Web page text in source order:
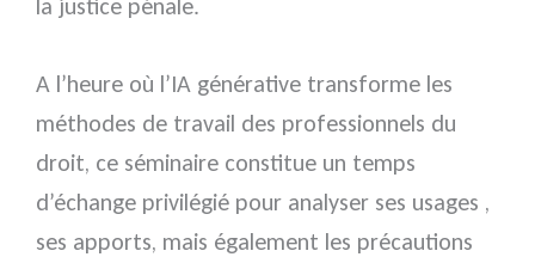
A l’heure où l’IA générative transforme les
méthodes de travail des professionnels du
droit, ce séminaire constitue un temps
d’échange privilégié pour analyser ses usages ,
ses apports, mais également les précautions